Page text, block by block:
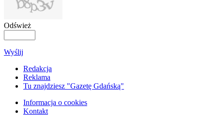
Odśwież
Wyślij
Redakcja
Reklama
Tu znajdziesz "Gazetę Gdańską"
Informacja o cookies
Kontakt